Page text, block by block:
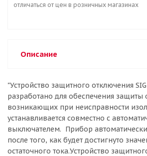
отличаться от цен в розничных магазинах
Описание
"Устройство защитного отключения
разработано для обеспечения защиты
возникающих при неисправности
устанавливается совместно с
выключателем. Прибор
после того, как будет достигнуто
остаточного тока.Устройство